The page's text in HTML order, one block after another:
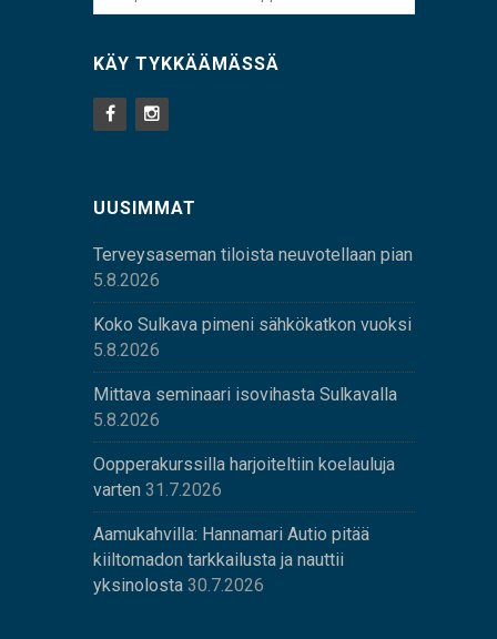
KÄY TYKKÄÄMÄSSÄ
UUSIMMAT
Terveysaseman tiloista neuvotellaan pian
5.8.2026
Koko Sulkava pimeni sähkökatkon vuoksi
5.8.2026
Mittava seminaari isovihasta Sulkavalla
5.8.2026
Oopperakurssilla harjoiteltiin koelauluja
varten 31.7.2026
Aamukahvilla: Hannamari Autio pitää
kiiltomadon tarkkailusta ja nauttii
yksinolosta 30.7.2026